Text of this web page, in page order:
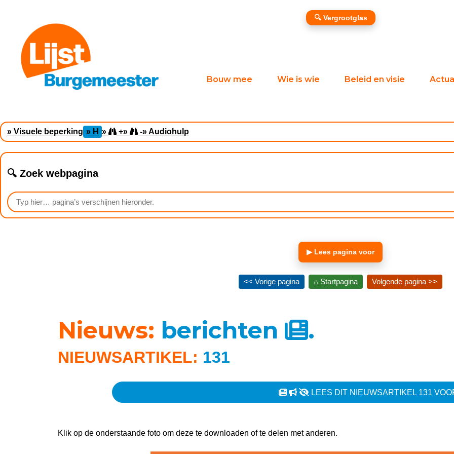
Bouw mee Wie is wie Beleid en visie
» Visuele beperking » H » +» -» Audiohulp
🔍 Zoek webpagina
▶ Lees pagina voor
🔍 Vergrootglas
<< Vorige pagina ⌂ Startpagina Volgende pagina >>
Nieuws: berichten .
NIEUWSARTIKEL: 131
LEES DIT NIEUWSARTIKEL 131
Klik op de onderstaande foto om deze te downloaden of te delen met anderen.